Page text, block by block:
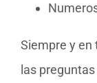
Siempre y en
las